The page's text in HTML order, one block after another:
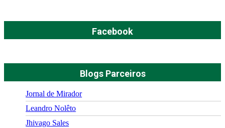
Facebook
Blogs Parceiros
Jornal de Mirador
Leandro Nolêto
Jhivago Sales